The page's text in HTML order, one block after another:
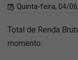
Quinta-feira, 04/
Total de Renda
momento: